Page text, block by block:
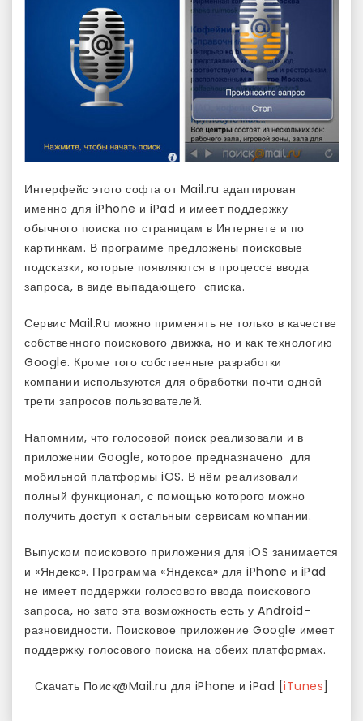
Интерфейс этого софта от Mail.ru адаптирован
именно для iPhone и iPad и имеет поддержку
обычного поиска по страницам в Интернете и по
картинкам. В программе предложены поисковые
подсказки, которые появляются в процессе ввода
запроса, в виде выпадающего списка.
Сервис Mail.Ru можно применять не только в качестве
собственного поискового движка, но и как технологию
Google. Кроме того собственные разработки
компании используются для обработки почти одной
трети запросов пользователей.
Напомним, что голосовой поиск реализовали и в
приложении Google, которое предназначено для
мобильной платформы iOS. В нём реализовали
полный функционал, с помощью которого можно
получить доступ к остальным сервисам компании.
Выпуском поискового приложения для iOS занимается
и «Яндекс». Программа «Яндекса» для iPhone и iPad
не имеет поддержки голосового ввода поискового
запроса, но зато эта возможность есть у Android-
разновидности. Поисковое приложение Google имеет
поддержку голосового поиска на обеих платформах.
Скачать Поиск@Mail.ru для iPhone и iPad [iTunes]